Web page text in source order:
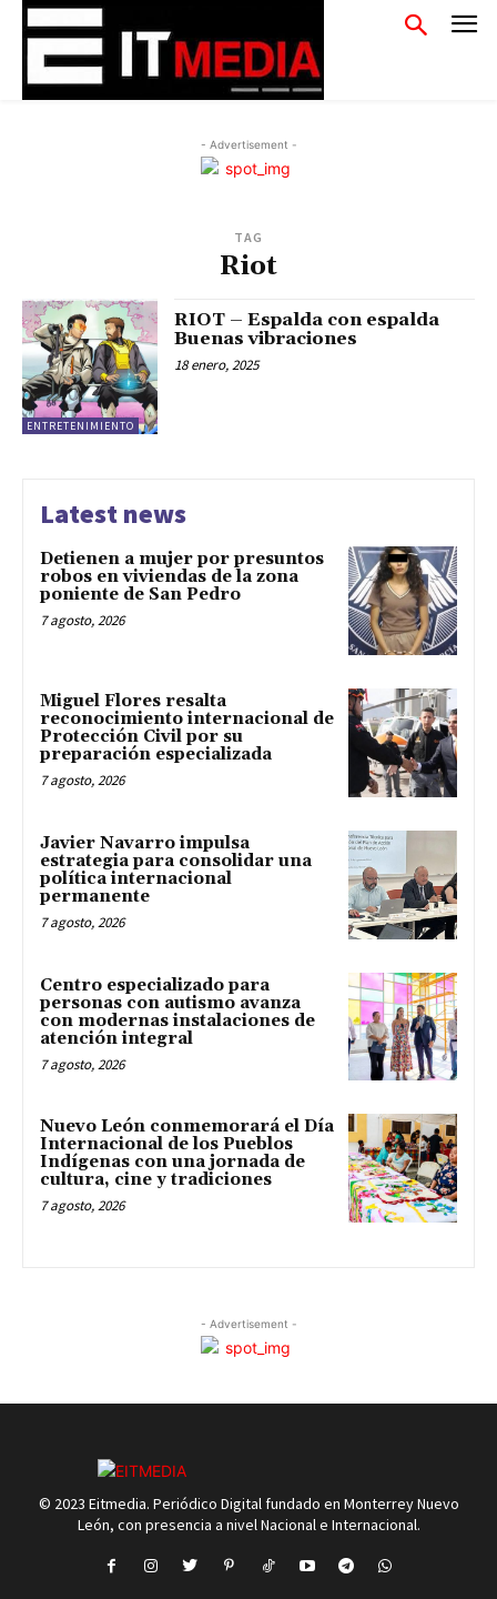
- Advertisement -
TAG
Riot
ENTRETENIMIENTO
RIOT – Espalda con espalda
Buenas vibraciones
18 enero, 2025
Latest news
Detienen a mujer por presuntos
robos en viviendas de la zona
poniente de San Pedro
7 agosto, 2026
Miguel Flores resalta
reconocimiento internacional de
Protección Civil por su
preparación especializada
7 agosto, 2026
Javier Navarro impulsa
estrategia para consolidar una
política internacional
permanente
7 agosto, 2026
Centro especializado para
personas con autismo avanza
con modernas instalaciones de
atención integral
7 agosto, 2026
Nuevo León conmemorará el Día
Internacional de los Pueblos
Indígenas con una jornada de
cultura, cine y tradiciones
7 agosto, 2026
- Advertisement -
© 2023 Eitmedia. Periódico Digital fundado en Monterrey Nuevo
León, con presencia a nivel Nacional e Internacional.